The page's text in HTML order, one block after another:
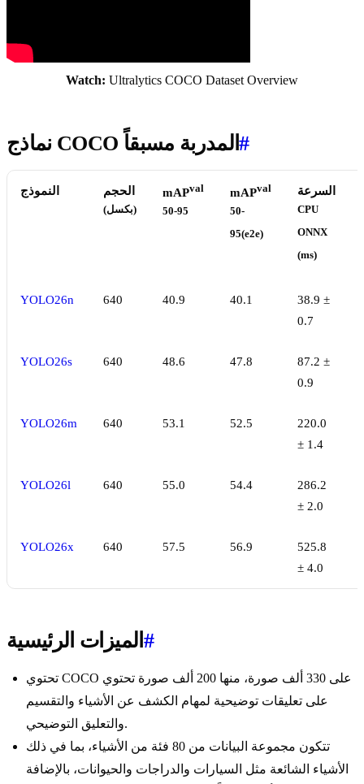
Watch: Ultralytics COCO Dataset Overview
نماذج COCO المدربة مسبقاً#
النموذج الحجم
(بكسل)
mAPval
50-95
mAPval
50-
95(e2e)
السرعة
CPU
ONNX
(ms)
YOLO26n 640 40.9 40.1
38.9 ±
0.7
YOLO26s 640 48.6 47.8
87.2 ±
0.9
YOLO26m 640 53.1 52.5
220.0
± 1.4
YOLO26l 640 55.0 54.4
286.2
± 2.0
YOLO26x 640 57.5 56.9
525.8
± 4.0
الميزات الرئيسية #
تحتوي COCO على 330 ألف صورة، منها 200 ألف صورة تحتوي
على تعليقات توضيحية لمهام الكشف عن الأشياء والتقسيم
والتعليق التوضيحي.
تتكون مجموعة البيانات من 80 فئة من الأشياء، بما في ذلك
الأشياء الشائعة مثل السيارات والدراجات والحيوانات، بالإضافة